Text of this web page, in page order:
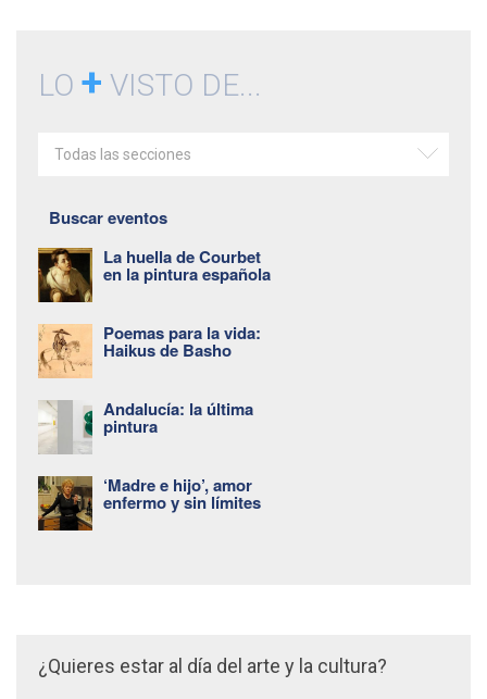
LO + VISTO DE...
Todas las secciones
Buscar eventos
La huella de Courbet
en la pintura española
Poemas para la vida:
Haikus de Basho
Andalucía: la última
pintura
‘Madre e hijo’, amor
enfermo y sin límites
¿Quieres estar al día del arte y la cultura?